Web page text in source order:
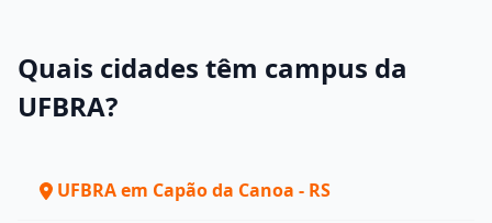
Quais cidades têm campus da
UFBRA?
UFBRA em Capão da Canoa - RS